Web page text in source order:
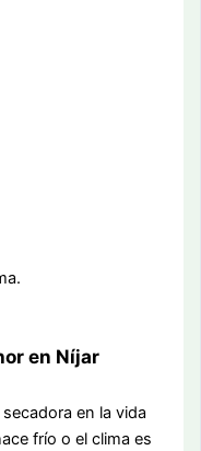
en Níjar
en la vida
frío o el clima es